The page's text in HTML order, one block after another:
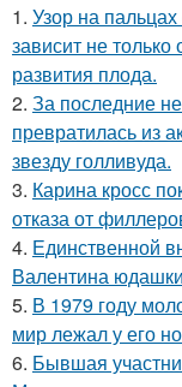
1. Узор на
зависит не
развития плода.
2. За последние
превратилась из
звезду голливуда.
3. Карина кросс
отказа от
4. Единственной
Валентина
5. В 1979 году
мир лежал у его
6. Бывшая